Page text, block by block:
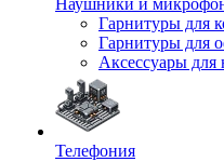
Наушники и
Гарнитуры для
Гарнитуры для
Аксессуары
Телефония